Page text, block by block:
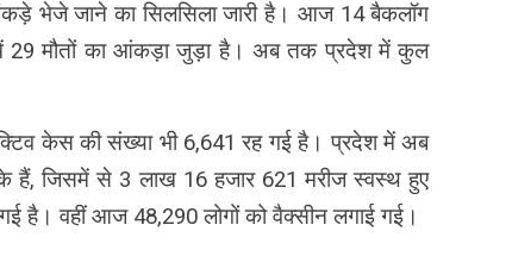
भेजे जाने का सिलसिला जारी है। आज 14 बैकलॉग
मौतों का आंकड़ा जुड़ा है। अब तक प्रदेश में कुल
केस की संख्या भी 6,641 रह गई है। प्रदेश में अब
जिसमें से 3 लाख 16 हजार 621 मरीज स्वस्थ हुए
है। वहीं आज 48,290 लोगों को वैक्सीन लगाई गई।